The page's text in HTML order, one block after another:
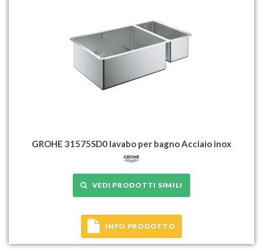
GROHE 31575SD0 lavabo per bagno Acciaio inox
VEDI PRODOTTI SIMILI
INFO PRODOTTO